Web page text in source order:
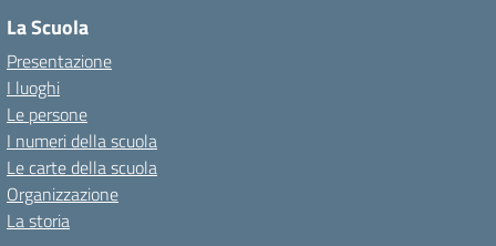
La Scuola
Presentazione
I luoghi
Le persone
I numeri della scuola
Le carte della scuola
Organizzazione
La storia